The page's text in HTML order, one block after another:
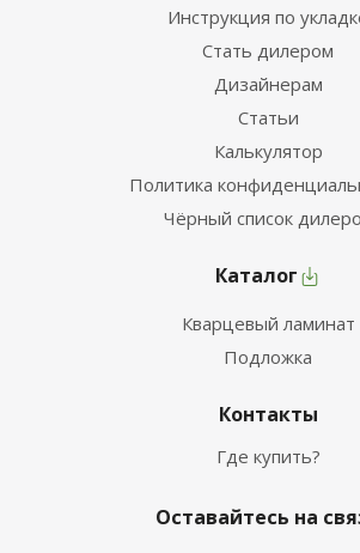
Инструкция по
Стать дилером
Дизайнерам
Статьи
Калькулятор
Политика
Чёрный список
Каталог
Кварцевый ламинат
Подложка
Контакты
Где купить?
Оставайтесь на